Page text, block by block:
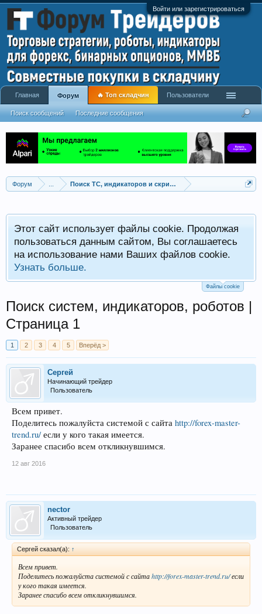
Войти или зарегистрироваться
Форум Поиск ТС, индикаторов и скриптов
Этот сайт использует файлы cookie. Продолжая
пользоваться данным сайтом, Вы соглашаетесь
на использование нами Ваших файлов cookie.
Узнать больше.
Файлы cookie
Поиск систем, индикаторов, роботов |
Страница 1
1 2 3 4 5 Вперёд >
Сергей
Начинающий трейдер
Пользователь
Всем привет.
Поделитесь пожалуйста системой с сайта http://forex-master-
trend.ru/ если у кого такая имеется.
Заранее спасибо всем откликнувшимся.
12 авг 2016
nector
Активный трейдер
Пользователь
Сергей сказал(а): ↑
Всем привет.
Поделитесь пожалуйста системой с сайтаhttp://forex-master-trend.ru/если
у кого такая имеется.
Заранее спасибо всем откликнувшимся.
Главная Форум
Поиск сообщений Последние сообщения
🔥 Топ складчин Пользователи